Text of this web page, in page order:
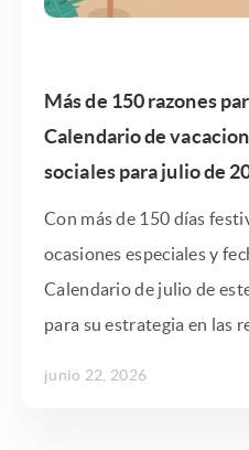
Más de 150 razones
Calendario de
sociales para julio de
Con más de 150 días
ocasiones especiales y
Calendario de julio de
para su estrategia en las
junio 22, 2026